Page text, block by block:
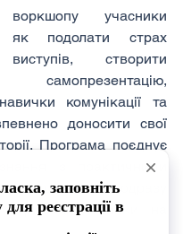
учасники
як подолати страх
створити
самопрезентацію,
комунікації та
доносити свої
Програма поєднує
знання з практичними
дозволять одразу
отримані навички на